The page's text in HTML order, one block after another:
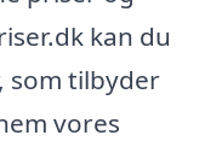
kan du
som tilbyder
vores